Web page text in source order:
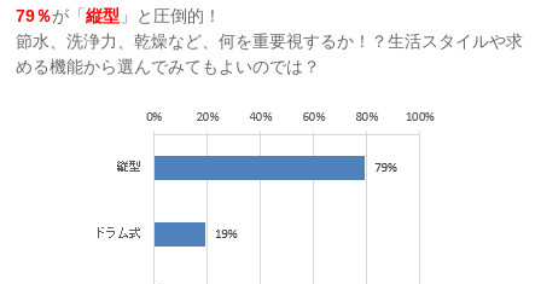
79％が「縦型 」と圧倒的！
節水、洗浄力、乾燥など、何を重要視するか！？生活スタイルや求
める機能から選んでみてもよいのでは？